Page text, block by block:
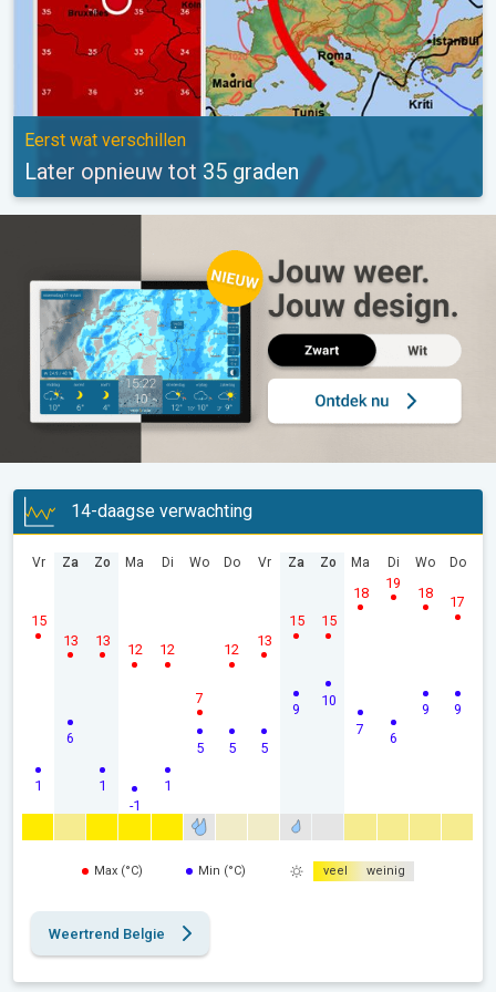
Eerst wat verschillen
Later opnieuw tot 35 graden
14-daagse verwachting
Vr
1
15
Za
6
13
Zo
1
13
Ma
-1
12
Di
1
12
Wo
5
7
Do
5
12
Vr
5
13
Za
9
15
Zo
10
15
Ma
7
18
Di
6
19
Wo
9
18
Do
9
17
Max (°C) Min (°C) veel weinig
Weertrend Belgie